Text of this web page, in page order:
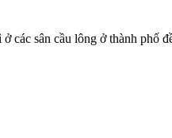
sân cầu lông ở thành phố